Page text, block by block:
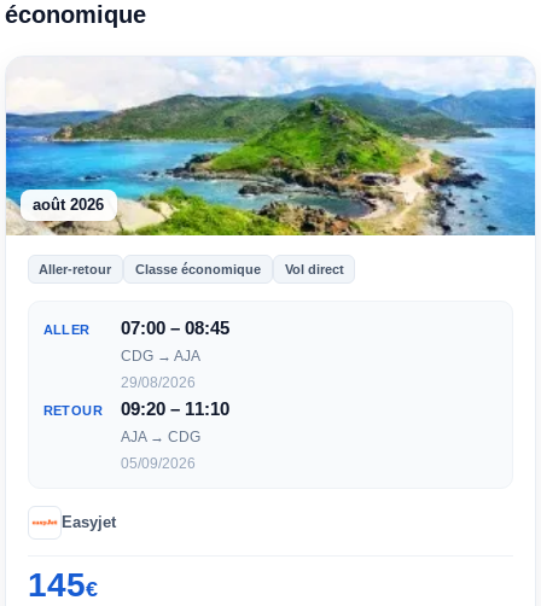
économique
août 2026
Aller-retour Classe économique Vol direct
ALLER 07:00 – 08:45
CDG → AJA
29/08/2026
RETOUR 09:20 – 11:10
AJA → CDG
05/09/2026
Easyjet
145€